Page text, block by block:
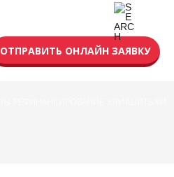
ОТПРАВИТЬ ОНЛАЙН ЗАЯВКУ